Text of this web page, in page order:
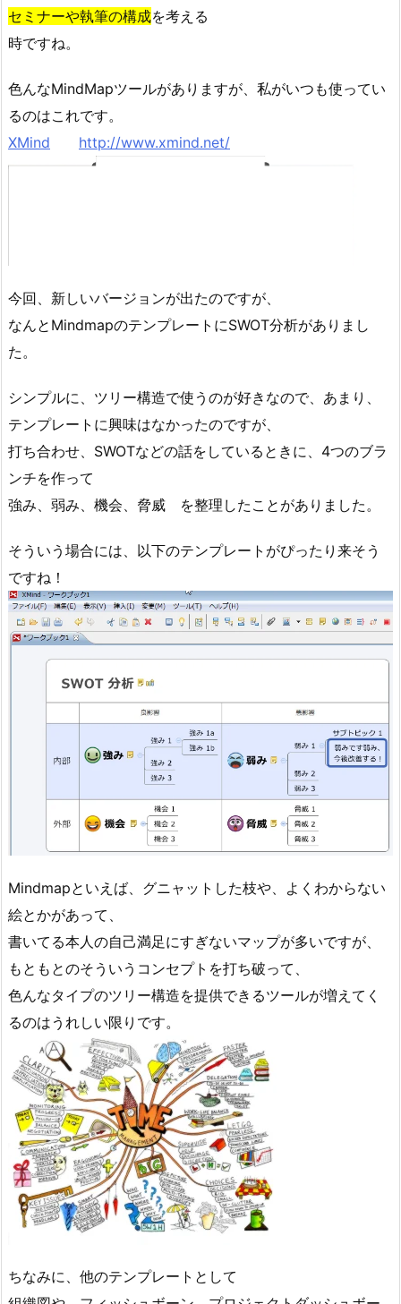
セミナーや執筆の構成を考える
時ですね。
色んなMindMapツールがありますが、私がいつも使ってい
るのはこれです。
XMind
http://www.xmind.net/
今回、新しいバージョンが出たのですが、
なんとMindmapのテンプレートにSWOT分析がありまし
た。
シンプルに、ツリー構造で使うのが好きなので、あまり、
テンプレートに興味はなかったのですが、
打ち合わせ、SWOTなどの話をしているときに、4つのブラ
ンチを作って
強み、弱み、機会、脅威 を整理したことがありました。
そういう場合には、以下のテンプレートがぴったり来そう
ですね！
Mindmapといえば、グニャットした枝や、よくわからない
絵とかがあって、
書いてる本人の自己満足にすぎないマップが多いですが、
もともとのそういうコンセプトを打ち破って、
色んなタイプのツリー構造を提供できるツールが増えてく
るのはうれしい限りです。
ちなみに、他のテンプレートとして